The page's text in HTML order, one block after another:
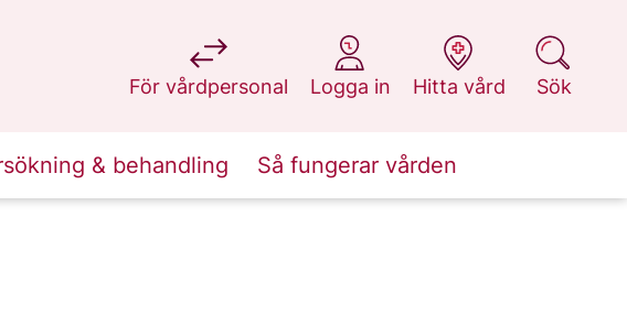
För vårdpersonal
på 1177.se
Logga in
på 1177.se
Hitta vård
på 1177.se
Sök
på 1177.se
& behandling Så fungerar vården